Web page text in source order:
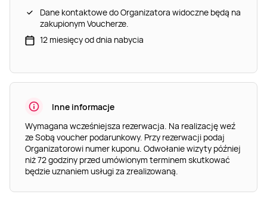
Dane kontaktowe do Organizatora widoczne będą na
zakupionym Voucherze.
12 miesięcy od dnia nabycia
Inne informacje
Wymagana wcześniejsza rezerwacja. Na realizację weź
ze Sobą voucher podarunkowy. Przy rezerwacji podaj
Organizatorowi numer kuponu. Odwołanie wizyty później
niż 72 godziny przed umówionym terminem skutkować
będzie uznaniem usługi za zrealizowaną.